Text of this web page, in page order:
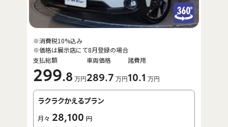
支払総額
299.8 万円
車両価格
289.7 万円
諸費用
10.1 万円
※消費税10%込み
※価格は展示店にて8月登録の場合
ラクラクかえるプラン
月々 28,100 円